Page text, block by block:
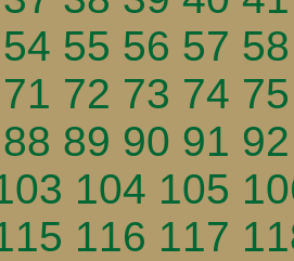
54 55 56 57 58
71 72 73 74 75
88 89 90 91 92
104 105
116 117